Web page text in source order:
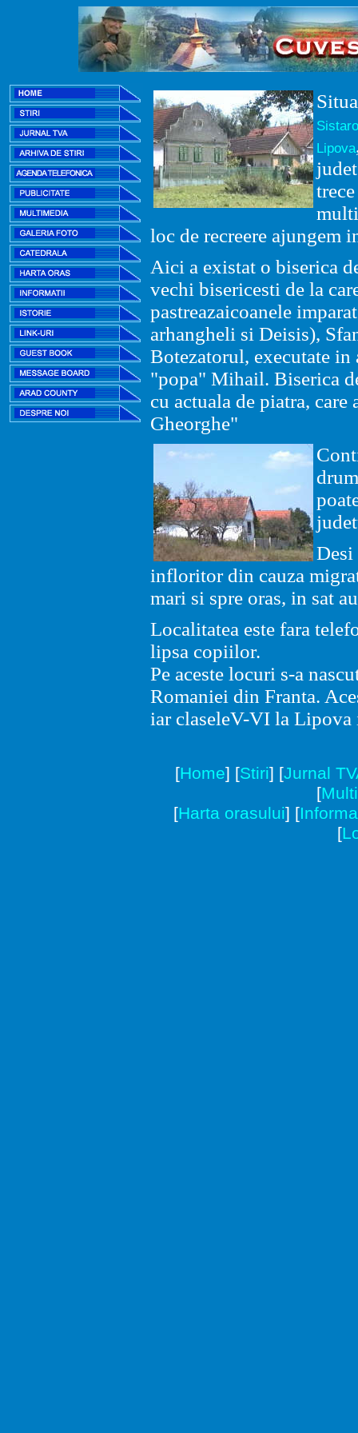
Lipova
loc de recreere ajungem
Aici a existat o biserica
vechi bisericesti de la
pastreazaicoanele
arhangheli si Deisis),
Botezatorul, executate
"popa" Mihail. Biserica
cu actuala de piatra,
Gheorghe"
Desi
infloritor din cauza
mari si spre oras, in sat
Localitatea este fara
lipsa copiilor.
Pe aceste locuri s-a
Romaniei din Franta.
iar claseleV-VI la
[Home] [Stiri] [Jurnal
[
[Harta orasului] [
[